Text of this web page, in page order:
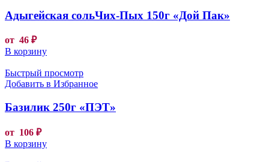
Адыгейская сольЧих-Пых 150г «Дой Пак»
от 46 ₽
В корзину
Быстрый просмотр
Добавить в Избранное
Базилик 250г «ПЭТ»
от 106 ₽
В корзину